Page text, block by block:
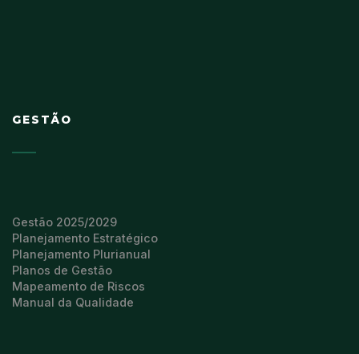
GESTÃO
Gestão 2025/2029
Planejamento Estratégico
Planejamento Plurianual
Planos de Gestão
Mapeamento de Riscos
Manual da Qualidade